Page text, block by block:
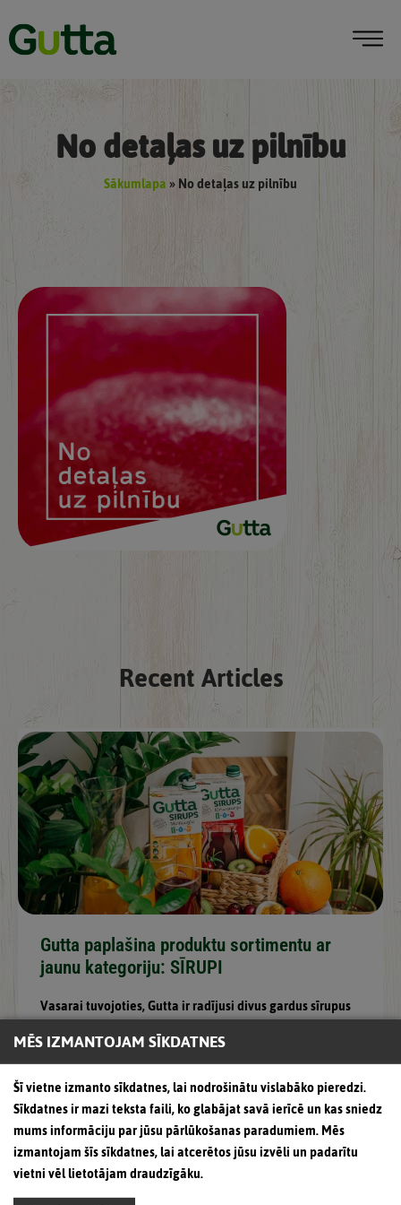
No detaļas uz pilnību
Sākumlapa»No detaļas uz pilnību
Recent Articles
Gutta paplašina produktu sortimentu ar
jaunu kategoriju: SĪRUPI
Vasarai tuvojoties, Gutta ir radījusi divus gardus sīrupus
1l pakās, no kuriem pavisam viegli vari
MĒS IZMANTOJAM SĪKDATNES
Šī vietne izmanto sīkdatnes, lai nodrošinātu vislabāko pieredzi.
Sīkdatnes ir mazi teksta faili, ko glabājat savā ierīcē un kas sniedz
mums informāciju par jūsu pārlūkošanas paradumiem. Mēs
izmantojam šīs sīkdatnes, lai atcerētos jūsu izvēli un padarītu
vietni vēl lietotājam draudzīgāku.